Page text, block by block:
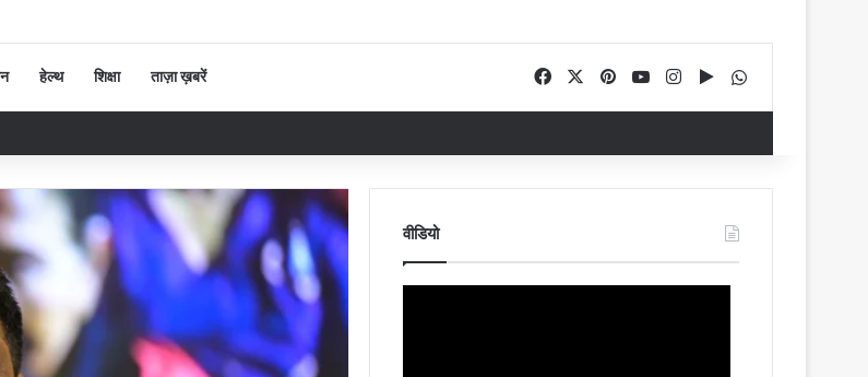
हेल्थ शिक्षा ताज़ा ख़बरें FacebookPinterestYouTubeInstagram
Google Play
वीडियो